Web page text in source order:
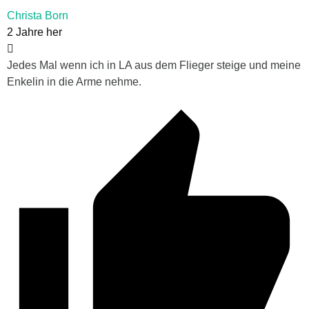
Christa Born
2 Jahre her
Jedes Mal wenn ich in LA aus dem Flieger steige und meine
Enkelin in die Arme nehme.